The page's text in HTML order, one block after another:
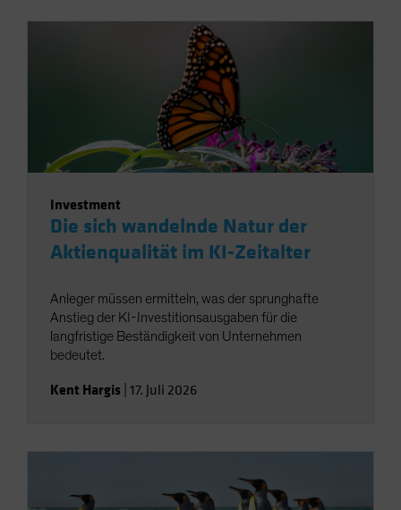
Investment
Die sich wandelnde Natur der
Aktienqualität im KI-Zeitalter
Anleger müssen ermitteln, was der sprunghafte
Anstieg der KI-Investitionsausgaben für die
langfristige Beständigkeit von Unternehmen
bedeutet.
Kent Hargis 17. Juli 2026